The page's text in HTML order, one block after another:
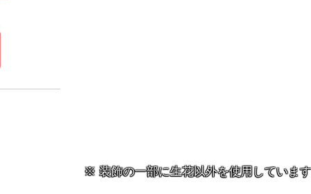
装飾の一部に生花以外を使用していま